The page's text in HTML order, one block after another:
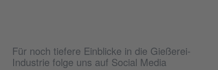
Für noch tiefere Einblicke in die Gießerei-
Industrie folge uns auf Social Media